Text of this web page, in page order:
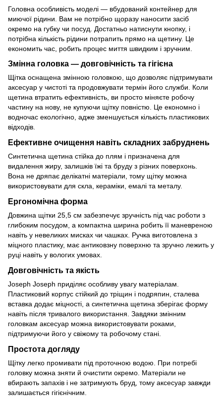
Головна особливість моделі — вбудований контейнер для
миючої рідини. Вам не потрібно щоразу наносити засіб
окремо на губку чи посуд. Достатньо натиснути кнопку, і
потрібна кількість рідини потрапить прямо на щетину. Це
економить час, робить процес миття швидким і зручним.
Змінна головка — довговічність та гігієна
Щітка оснащена змінною головкою, що дозволяє підтримувати
аксесуар у чистоті та продовжувати термін його служби. Коли
щетина втратить ефективність, ви просто міняєте робочу
частину на нову, не купуючи щітку повністю. Це економно і
водночас екологічно, адже зменшується кількість пластикових
відходів.
Ефективне очищення навіть складних забруднень
Синтетична щетина стійка до плям і призначена для
видалення жиру, залишків їжі та бруду з різних поверхонь.
Вона не дряпає делікатні матеріали, тому щітку можна
використовувати для скла, кераміки, емалі та металу.
Ергономічна форма
Довжина щітки 25,5 см забезпечує зручність під час роботи з
глибоким посудом, а компактна ширина робить її маневреною
навіть у невеликих мисках чи чашках. Ручка виготовлена з
міцного пластику, має антиковзну поверхню та зручно лежить у
руці навіть у вологих умовах.
Довговічність та якість
Joseph Joseph приділяє особливу увагу матеріалам.
Пластиковий корпус стійкий до тріщин і подряпин, сталева
вставка додає міцності, а синтетична щетина зберігає форму
навіть після тривалого використання. Завдяки змінним
головкам аксесуар можна використовувати роками,
підтримуючи його у свіжому та робочому стані.
Простота догляду
Щітку легко промивати під проточною водою. При потребі
головку можна зняти й очистити окремо. Матеріали не
вбирають запахів і не затримують бруд, тому аксесуар завжди
залишається гігієнічним.